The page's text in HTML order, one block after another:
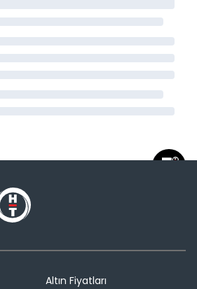
Altın Fiyatları